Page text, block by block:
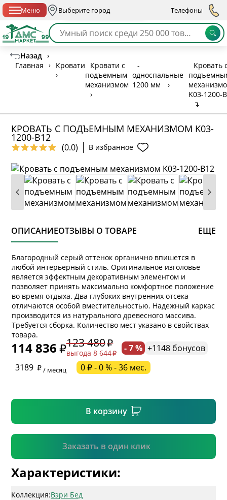
Меню Выберите город Телефоны
Назад ›
Главная
›
Кровати
›
Кровати с
подъемным
механизмом
›
-
односпальные
1200 мм
›
Кровать
K03-1200-
↴
КРОВАТЬ С ПОДЪЕМНЫМ МЕХАНИЗМОМ K03-
1200-B12
(0.0) В избранное
ОПИСАНИЕОТЗЫВЫ О ТОВАРЕ ЕЩЕ
Благородный серый оттенок органично впишется в
любой интерьерный стиль. Оригинальное изголовье
является эффектным декоративным элементом и
позволяет принять максимально комфортное положение
во время отдыха. Два глубоких внутренних отсека
отличаются особой вместительностью. Надежный каркас
производится из натурального древесного массива.
Требуется сборка. Количество мест указано в свойствах
товара.
114 836 123 480
выгода 8 644 - 7 % +1148 бонусов
3189
/ месяц 0 ₽ - 0 % - 36 мес.
В корзину
Заказать в один клик
* обязательное поле
* необязательное поле
Подтвердить
Характеристики:
Коллекция:Вэри Бед